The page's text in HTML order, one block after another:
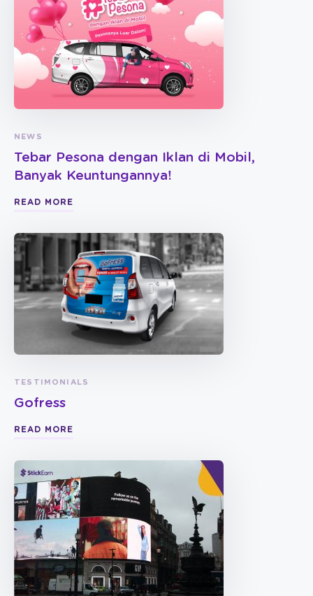
NEWS
Tebar Pesona dengan Iklan di Mobil,
Banyak Keuntungannya!
READ MORE
TESTIMONIALS
Gofress
READ MORE